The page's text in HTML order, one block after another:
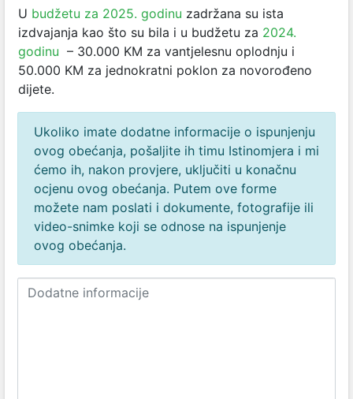
U budžetu za 2025. godinu zadržana su ista
izdvajanja kao što su bila i u budžetu za 2024.
godinu – 30.000 KM za vantjelesnu oplodnju i
50.000 KM za jednokratni poklon za novorođeno
dijete.
Ukoliko imate dodatne informacije o ispunjenju
ovog obećanja, pošaljite ih timu Istinomjera i mi
ćemo ih, nakon provjere, uključiti u konačnu
ocjenu ovog obećanja. Putem ove forme
možete nam poslati i dokumente, fotografije ili
video-snimke koji se odnose na ispunjenje
ovog obećanja.